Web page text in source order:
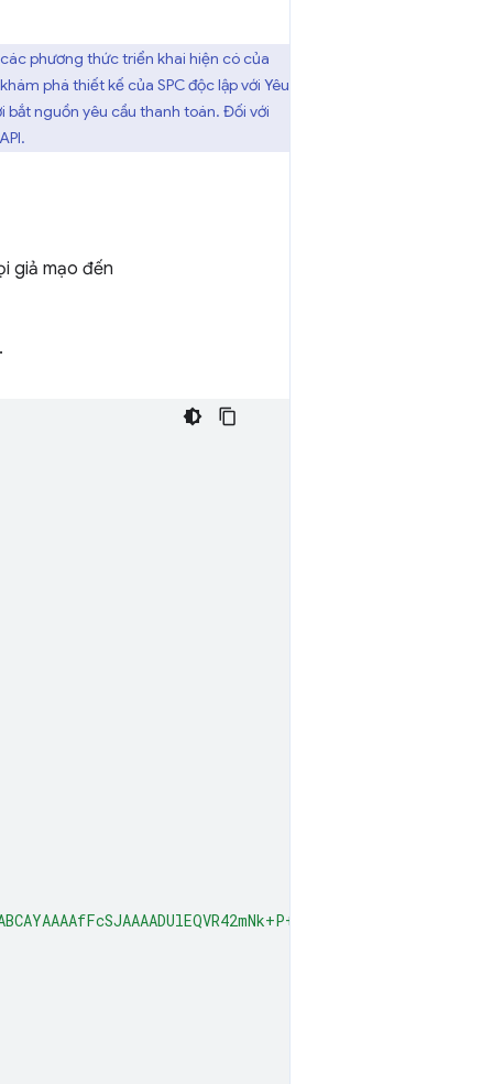
phương thức triển khai hiện có của
phá thiết kế của SPC độc lập với Yêu
bắt nguồn yêu cầu thanh toán. Đối với
giả mạo đến
HgAFhAJ/